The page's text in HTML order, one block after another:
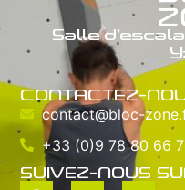
Salle
CONTACTEZ-
contact@bloc-
+33 (0)9 78 80 66
SUIVEZ-NOUS